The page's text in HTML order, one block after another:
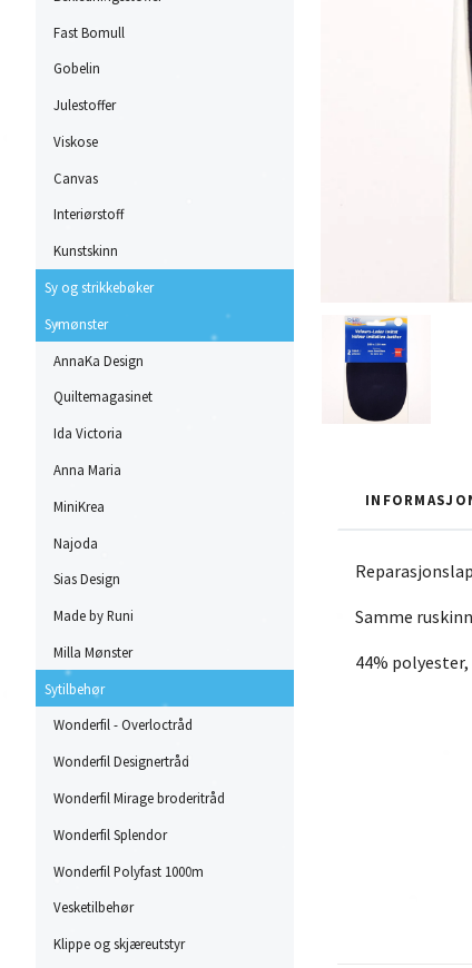
Fast Bomull
Gobelin
Julestoffer
Viskose
Canvas
Interiørstoff
Kunstskinn
Sy og strikkebøker
Symønster
AnnaKa Design
Quiltemagasinet
Ida Victoria
Anna Maria
MiniKrea
Najoda
Sias Design
Made by Runi
Milla Mønster
Sytilbehør
Wonderfil - Overloctråd
Wonderfil Designertråd
Wonderfil Mirage broderitråd
Wonderfil Splendor
Wonderfil Polyfast 1000m
Vesketilbehør
Klippe og skjæreutstyr
Samme
44%